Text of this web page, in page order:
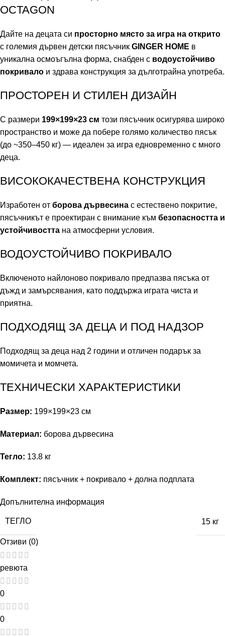
OCTAGON
Дайте на децата си просторно място за игра на открито
с големия дървен детски пясъчник GINGER HOME в
уникална осмоъгълна форма, снабден с водоустойчиво
покривало и здрава конструкция за дълготрайна употреба.
ПРОСТОРЕН И СТИЛЕН ДИЗАЙН
С размери 199×199×23 см този пясъчник осигурява широко
пространство и може да побере голямо количество пясък
(до ~350–450 кг) — идеален за игра едновременно с много
деца.
ВИСОКОКАЧЕСТВЕНА КОНСТРУКЦИЯ
Изработен от борова дървесина с естествено покритие,
пясъчникът е проектиран с внимание към безопасността и
устойчивостта на атмосферни условия.
ВОДОУСТОЙЧИВО ПОКРИВАЛО
Включеното найлоново покривало предпазва пясъка от
дъжд и замърсявания, като поддържа играта чиста и
приятна.
ПОДХОДЯЩ ЗА ДЕЦА И ПОД НАДЗОР
Подходящ за деца над 2 години и отличен подарък за
момичета и момчета.
ТЕХНИЧЕСКИ ХАРАКТЕРИСТИКИ
Размер: 199×199×23 см
Материал: борова дървесина
Тегло: 13.8 кг
Комплект: пясъчник + покривало + долна подплата
Допълнителна информация
ТЕГЛО 15 кг
Отзиви (0)
ревюта
0
0